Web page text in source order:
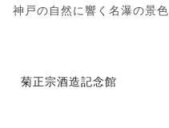
神戸の自然に響く名瀑の景色
菊正宗酒造記念館